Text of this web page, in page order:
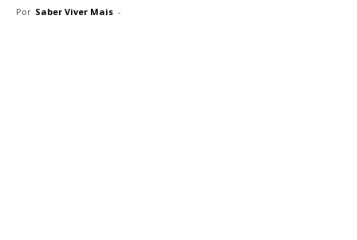
Por Saber Viver Mais -